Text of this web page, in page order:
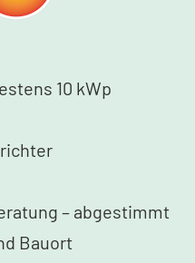
10 kWp
– abgestimmt
Bauort